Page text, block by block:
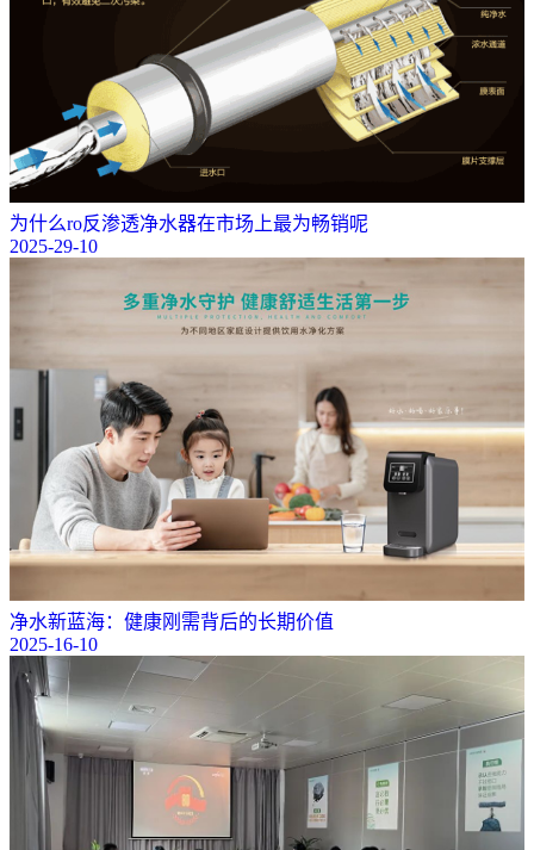
为什么ro反渗透净水器在市场上最为畅销呢
2025-29-10
净水新蓝海：健康刚需背后的长期价值
2025-16-10